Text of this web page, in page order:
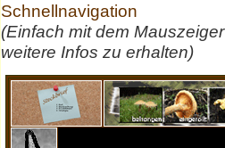
Schnellnavigation
(Einfach mit dem
weitere Infos zu erhalten)